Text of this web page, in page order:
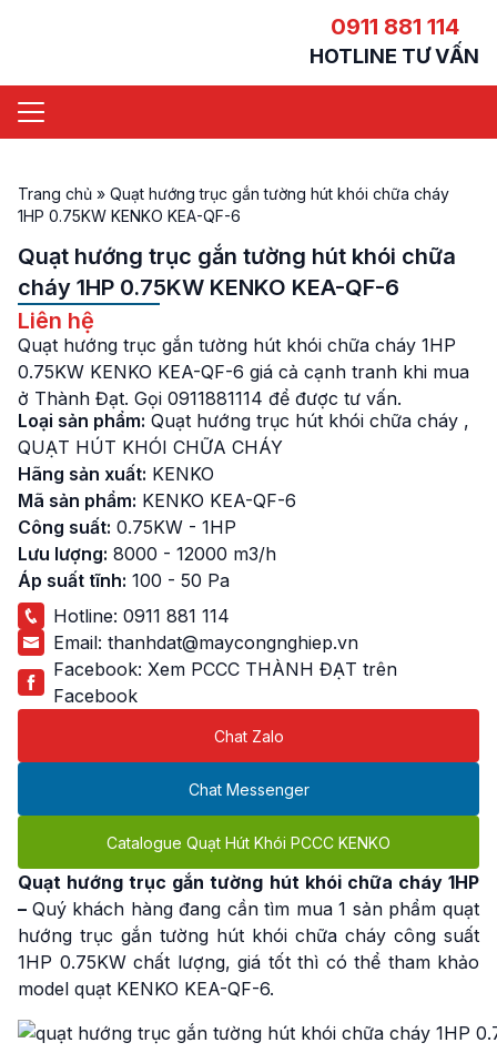
0911 881 114
HOTLINE TƯ VẤN
Trang chủ » Quạt hướng trục gắn tường hút khói chữa cháy
1HP 0.75KW KENKO KEA-QF-6
Quạt hướng trục gắn tường hút khói chữa
cháy 1HP 0.75KW KENKO KEA-QF-6
Liên hệ
Quạt hướng trục gắn tường hút khói chữa cháy 1HP
0.75KW KENKO KEA-QF-6 giá cả cạnh tranh khi mua
ở Thành Đạt. Gọi 0911881114 để được tư vấn.
Loại sản phẩm: Quạt hướng trục hút khói chữa cháy ,
QUẠT HÚT KHÓI CHỮA CHÁY
Hãng sản xuất: KENKO
Mã sản phẩm: KENKO KEA-QF-6
Công suất: 0.75KW - 1HP
Lưu lượng: 8000 - 12000 m3/h
Áp suất tĩnh: 100 - 50 Pa
Hotline: 0911 881 114
Email: thanhdat@maycongnghiep.vn
Facebook: Xem PCCC THÀNH ĐẠT trên
Facebook
Chat Zalo
Chat Messenger
Catalogue Quạt Hút Khói PCCC KENKO
Quạt hướng trục gắn tường hút khói chữa cháy 1HP
– Quý khách hàng đang cần tìm mua 1 sản phẩm quạt
hướng trục gắn tường hút khói chữa cháy công suất
1HP 0.75KW chất lượng, giá tốt thì có thể tham khảo
model quạt KENKO KEA-QF-6.